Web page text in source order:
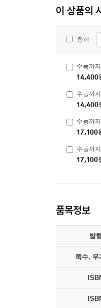
이 상품의
전체
수능까
14,400
수능까
14,400
수능까
17,100
수능까
17,100
품목정보
발
쪽수, 무